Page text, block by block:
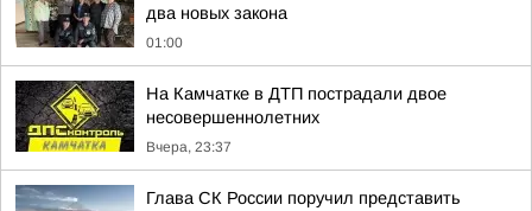
два новых закона
01:00
На Камчатке в ДТП пострадали двое
несовершеннолетних
Вчера, 23:37
Глава СК России поручил представить